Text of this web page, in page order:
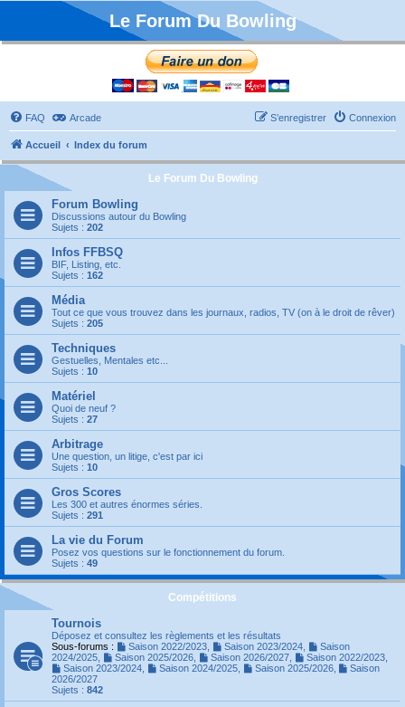
Le Forum Du Bowling
FAQ Arcade Connexion
S’enregistrer
Accueil Index du forum
Le Forum Du Bowling
Forum Bowling
Discussions autour du Bowling
Sujets : 202
Infos FFBSQ
BIF, Listing, etc.
Sujets : 162
Média
Tout ce que vous trouvez dans les journaux, radios, TV (on à le droit de rêver)
Sujets : 205
Techniques
Gestuelles, Mentales etc...
Sujets : 10
Matériel
Quoi de neuf ?
Sujets : 27
Arbitrage
Une question, un litige, c'est par ici
Sujets : 10
Gros Scores
Les 300 et autres énormes séries.
Sujets : 291
La vie du Forum
Posez vos questions sur le fonctionnement du forum.
Sujets : 49
Compétitions
Tournois
Déposez et consultez les règlements et les résultats
Sous-forums :
Saison 2022/2023, Saison 2023/2024,
Saison
2024/2025
Saison 2025/2026, Saison 2026/2027, Saison 2022/2023,
Saison 2023/2024, Saison 2024/2025, Saison 2025/2026,
Saison
2026/2027
Sujets : 842